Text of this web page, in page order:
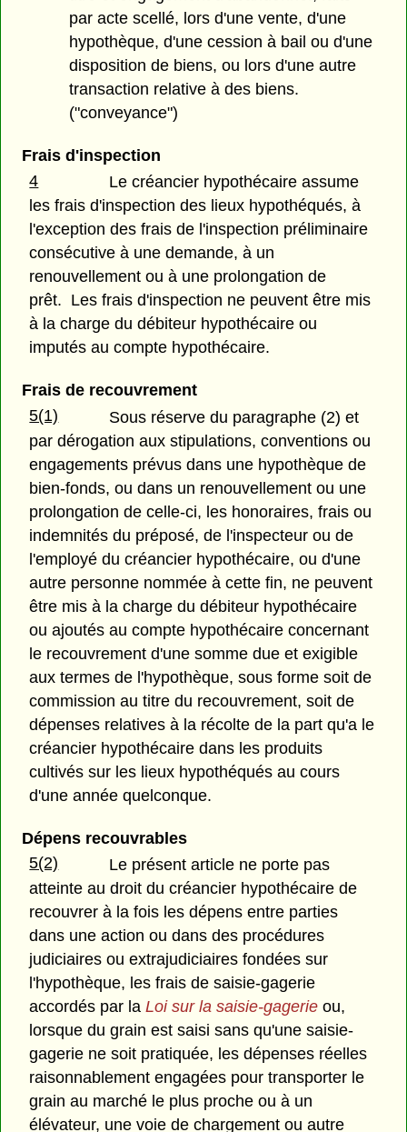
par acte scellé, lors d'une vente, d'une
hypothèque, d'une cession à bail ou d'une
disposition de biens, ou lors d'une autre
transaction relative à des biens.
("conveyance")
Frais d'inspection
4
Le créancier hypothécaire assume
les frais d'inspection des lieux hypothéqués, à
l'exception des frais de l'inspection préliminaire
consécutive à une demande, à un
renouvellement ou à une prolongation de
prêt. Les frais d'inspection ne peuvent être mis
à la charge du débiteur hypothécaire ou
imputés au compte hypothécaire.
Frais de recouvrement
5(1)
Sous réserve du paragraphe (2) et
par dérogation aux stipulations, conventions ou
engagements prévus dans une hypothèque de
bien-fonds, ou dans un renouvellement ou une
prolongation de celle-ci, les honoraires, frais ou
indemnités du préposé, de l'inspecteur ou de
l'employé du créancier hypothécaire, ou d'une
autre personne nommée à cette fin, ne peuvent
être mis à la charge du débiteur hypothécaire
ou ajoutés au compte hypothécaire concernant
le recouvrement d'une somme due et exigible
aux termes de l'hypothèque, sous forme soit de
commission au titre du recouvrement, soit de
dépenses relatives à la récolte de la part qu'a le
créancier hypothécaire dans les produits
cultivés sur les lieux hypothéqués au cours
d'une année quelconque.
Dépens recouvrables
5(2)
Le présent article ne porte pas
atteinte au droit du créancier hypothécaire de
recouvrer à la fois les dépens entre parties
dans une action ou dans des procédures
judiciaires ou extrajudiciaires fondées sur
l'hypothèque, les frais de saisie-gagerie
accordés par laLoi sur la saisie-gagerie ou,
lorsque du grain est saisi sans qu'une saisie-
gagerie ne soit pratiquée, les dépenses réelles
raisonnablement engagées pour transporter le
grain au marché le plus proche ou à un
élévateur, une voie de chargement ou autre